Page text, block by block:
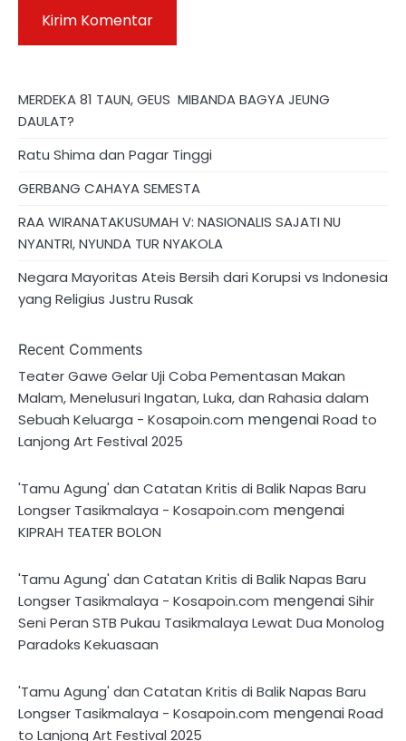
MERDEKA 81 TAUN, GEUS MIBANDA BAGYA JEUNG
DAULAT?
Ratu Shima dan Pagar Tinggi
GERBANG CAHAYA SEMESTA
RAA WIRANATAKUSUMAH V: NASIONALIS SAJATI NU
NYANTRI, NYUNDA TUR NYAKOLA
Negara Mayoritas Ateis Bersih dari Korupsi vs Indonesia
yang Religius Justru Rusak
Recent Comments
Teater Gawe Gelar Uji Coba Pementasan Makan
Malam, Menelusuri Ingatan, Luka, dan Rahasia dalam
Sebuah Keluarga - Kosapoin.com mengenaiRoad to
Lanjong Art Festival 2025
'Tamu Agung' dan Catatan Kritis di Balik Napas Baru
Longser Tasikmalaya - Kosapoin.com mengenai
KIPRAH TEATER BOLON
'Tamu Agung' dan Catatan Kritis di Balik Napas Baru
Longser Tasikmalaya - Kosapoin.com mengenaiSihir
Seni Peran STB Pukau Tasikmalaya Lewat Dua Monolog
Paradoks Kekuasaan
'Tamu Agung' dan Catatan Kritis di Balik Napas Baru
Longser Tasikmalaya - Kosapoin.com mengenaiRoad
to Lanjong Art Festival 2025